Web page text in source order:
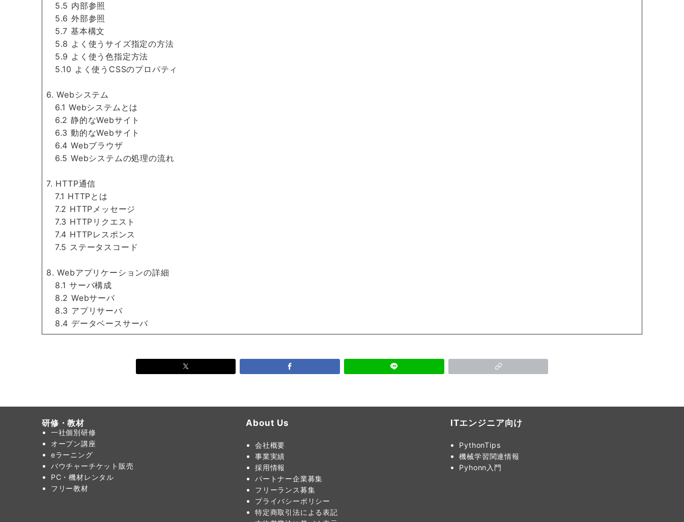
5.5 内部参照
5.6 外部参照
5.7 基本構文
5.8 よく使うサイズ指定の方法
5.9 よく使う色指定方法
5.10 よく使うCSSのプロパティ
6. Webシステム
6.1 Webシステムとは
6.2 静的なWebサイト
6.3 動的なWebサイト
6.4 Webブラウザ
6.5 Webシステムの処理の流れ
7. HTTP通信
7.1 HTTPとは
7.2 HTTPメッセージ
7.3 HTTPリクエスト
7.4 HTTPレスポンス
7.5 ステータスコード
8. Webアプリケーションの詳細
8.1 サーバ構成
8.2 Webサーバ
8.3 アプリサーバ
8.4 データベースサーバ
研修・教材
一社個別研修
オープン講座
eラーニング
バウチャーチケット販売
PC・機材レンタル
フリー教材
About Us
会社概要
事業実績
採用情報
パートナー企業募集
フリーランス募集
プライバシーポリシー
特定商取引法による表記
ITエンジニア向け
PythonTips
機械学習関連情報
Pyhonn入門